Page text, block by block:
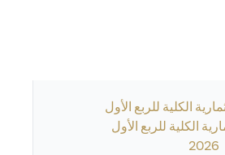
الكلية للربع الأول
2026